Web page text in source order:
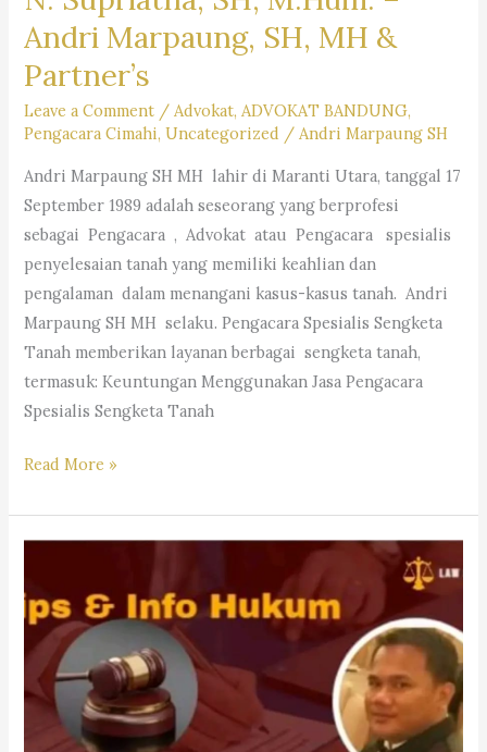
Liona
N.
Supriatna.,
S.H.,
M.Hum.
–
Andri
Marpaung,
S.H.
M.H.&
Partners
Andri Marpaung, SH, MH &
Partner’s
Leave a Comment /Advokat,ADVOKAT BANDUNG,
Pengacara Cimahi,Uncategorized /Andri Marpaung SH
Andri Marpaung SH MH lahir di Maranti Utara, tanggal 17
September 1989 adalah seseorang yang berprofesi
sebagai Pengacara , Advokat atau Pengacara spesialis
penyelesaian tanah yang memiliki keahlian dan
pengalaman dalam menangani kasus-kasus tanah. Andri
Marpaung SH MH selaku. Pengacara Spesialis Sengketa
Tanah memberikan layanan berbagai sengketa tanah,
termasuk: Keuntungan Menggunakan Jasa Pengacara
Spesialis Sengketa Tanah
Pengacara
Sengketa
Firm
Dr.iur.
Liona
N.
Supriatna,
Read More »